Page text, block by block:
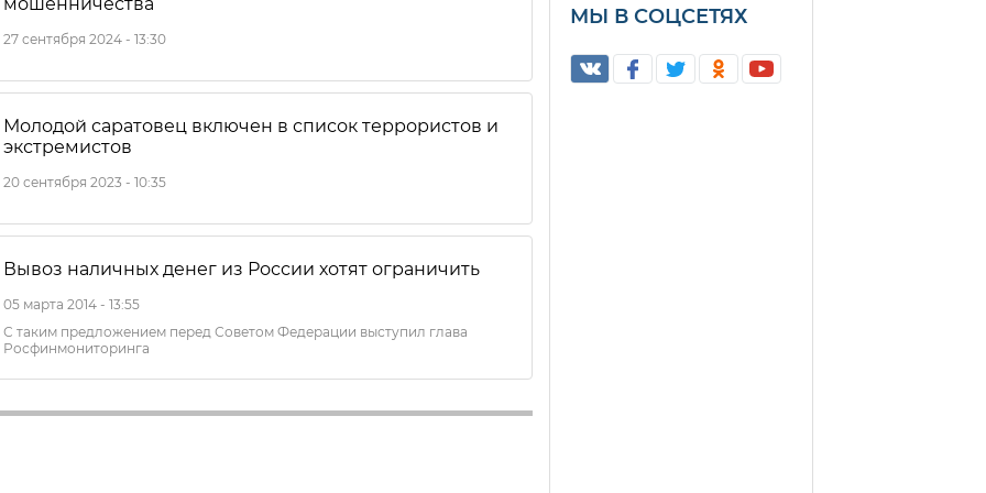
27 сентября 2024 - 13:30
Молодой саратовец включен в список террористов и
экстремистов
20 сентября 2023 - 10:35
Вывоз наличных денег из России хотят ограничить
05 марта 2014 - 13:55
С таким предложением перед Советом Федерации выступил глава
Росфинмониторинга
МЫ В СОЦСЕТЯХ